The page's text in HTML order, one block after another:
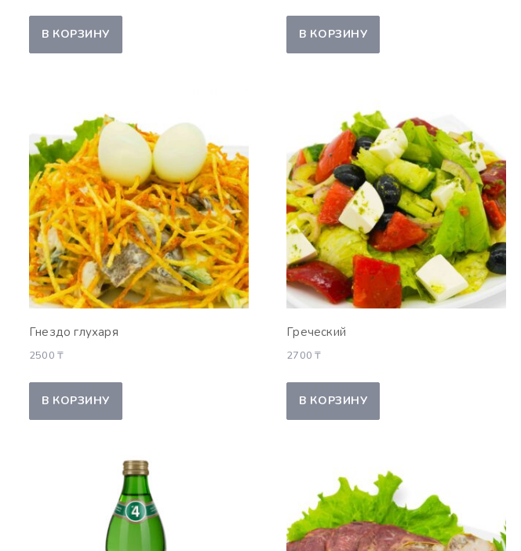
В КОРЗИНУ В КОРЗИНУ
Гнездо глухаря
2500 ₸
В КОРЗИНУ
Греческий
2700₸
В КОРЗИНУ